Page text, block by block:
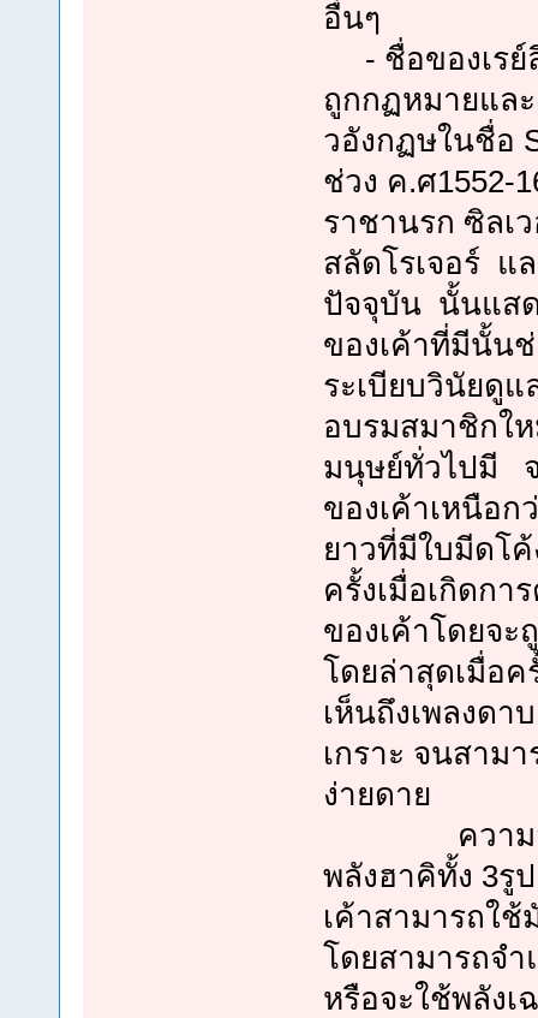
อื่นๆ
- ชื่อของเรย์
ถูกกฏหมายแล
วอังกฏษในชื่อ
ช่วง ค.ศ1552-
ราชานรก ซิลเ
สลัดโรเจอร์ แ
ปัจจุบัน นั้นแสด
ของเค้าที่มีนั้น
ระเบียบวินัยดู
อบรมสมาชิกใ
มนุษย์ทั่วไปมี
ของเค้าเหนือก
ยาวที่มีใบมีดโค้
ครั้งเมื่อเกิดก
ของเค้าโดยจ
โดยล่าสุดเมื่อ
เห็นถึงเพลงดา
เกราะ จนสาม
ง่ายดาย
ความสามา
พลังฮาคิทั้ง 3รู
เค้าสามารถใ
โดยสามารถจ
หรือจะใช้พลังเ